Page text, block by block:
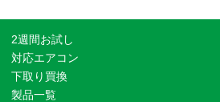
2週間お試し
対応エアコン
下取り買換
製品一覧